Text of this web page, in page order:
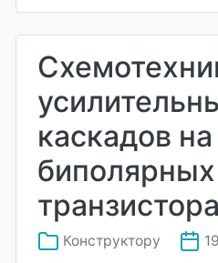
каскадов на
биполярных
Конструктору